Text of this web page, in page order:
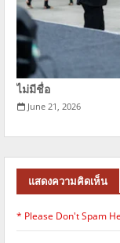
ไม่มีชื่อ
June 21, 2026
แสดงความคิดเห็น
* Please Don't Spam